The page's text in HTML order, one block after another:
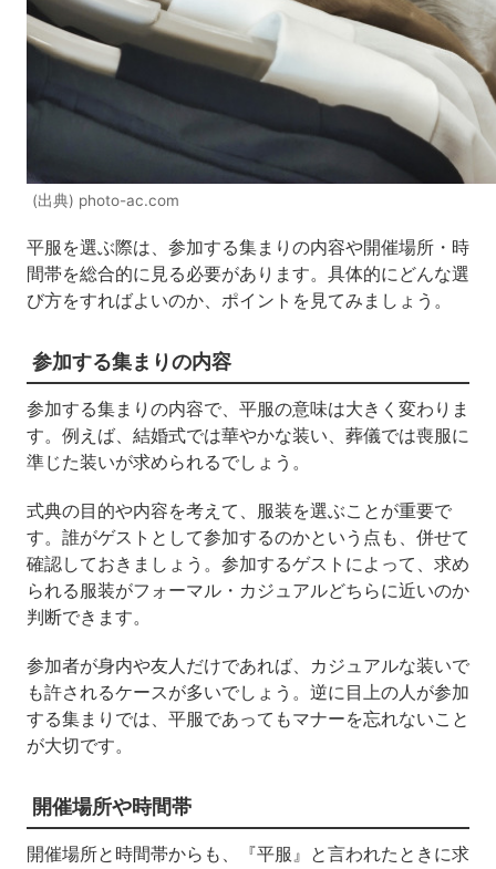
(出典) photo-ac.com
平服を選ぶ際は、参加する集まりの内容や開催場所・時
間帯を総合的に見る必要があります。具体的にどんな選
び方をすればよいのか、ポイントを見てみましょう。
参加する集まりの内容
参加する集まりの内容で、平服の意味は大きく変わりま
す。例えば、結婚式では華やかな装い、葬儀では喪服に
準じた装いが求められるでしょう。
式典の目的や内容を考えて、服装を選ぶことが重要で
す。誰がゲストとして参加するのかという点も、併せて
確認しておきましょう。参加するゲストによって、求め
られる服装がフォーマル・カジュアルどちらに近いのか
判断できます。
参加者が身内や友人だけであれば、カジュアルな装いで
も許されるケースが多いでしょう。逆に目上の人が参加
する集まりでは、平服であってもマナーを忘れないこと
が大切です。
開催場所や時間帯
開催場所と時間帯からも、『平服』と言われたときに求